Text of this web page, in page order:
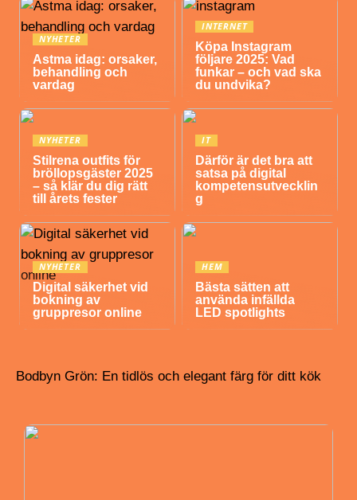
NYHETER
Astma idag: orsaker,
behandling och
vardag
INTERNET
Köpa Instagram
följare 2025: Vad
funkar – och vad ska
du undvika?
NYHETER
Stilrena outfits för
bröllopsgäster 2025
– så klär du dig rätt
till årets fester
IT
Därför är det bra att
satsa på digital
kompetensutvecklin
g
NYHETER
Digital säkerhet vid
bokning av
gruppresor online
HEM
Bästa sätten att
använda infällda
LED spotlights
Bodbyn Grön: En tidlös och elegant färg för ditt kök